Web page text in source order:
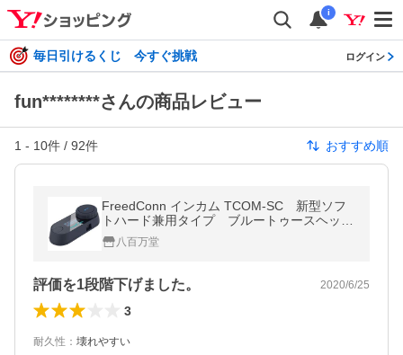
i
毎日引けるくじ 今すぐ挑戦 ログイン
fun********さんの商品レビュー
1 - 10件 / 92件 おすすめ順
FreedConn インカム TCOM-SC 新型ソフ
トハード兼用タイプ ブルートゥースヘッド
セット Bluetooth5.0 FMラジオ 防水 インタ
ーコム TEITO
八百万堂
評価を1段階下げました。 2020/6/25
3
耐久性 ： 壊れやすい